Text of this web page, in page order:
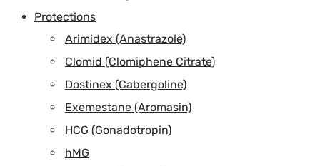
Protections
Arimidex (Anastrazole)
Clomid (Clomiphene Citrate)
Dostinex (Cabergoline)
Exemestane (Aromasin)
HCG (Gonadotropin)
hMG